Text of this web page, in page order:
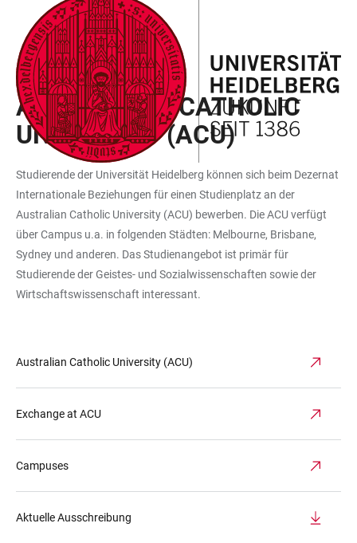
LINKS
ZUR
BARRIEREFREIHEIT
ZUM
HAUPTINHALT
HAUPTNAVIGATION
ÖFFNEN
WEBSEITENSUCHE
ÖFFNEN
AUSTAUSCHPROGRAMME
AUSTRALIAN CATHOLIC
UNIVERSITY (ACU)
Studierende der Universität Heidelberg können sich beim Dezernat
Internationale Beziehungen für einen Studienplatz an der
Australian Catholic University (ACU) bewerben. Die ACU verfügt
über Campus u.a. in folgenden Städten: Melbourne, Brisbane,
Sydney und anderen. Das Studienangebot ist primär für
Studierende der Geistes- und Sozialwissenschaften sowie der
Wirtschaftswissenschaft interessant.
Australian Catholic University (ACU)
Exchange at ACU
Campuses
Aktuelle Ausschreibung